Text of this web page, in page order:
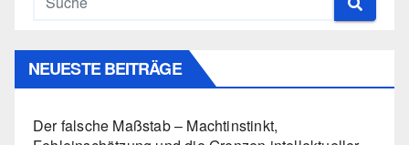
NEUESTE BEITRÄGE
Der falsche Maßstab – Machtinstinkt,